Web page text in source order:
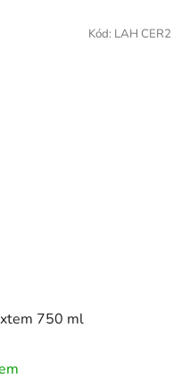
750 ml
Kód: LAH CER2